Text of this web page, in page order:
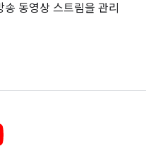
동영상 스트림을 관리